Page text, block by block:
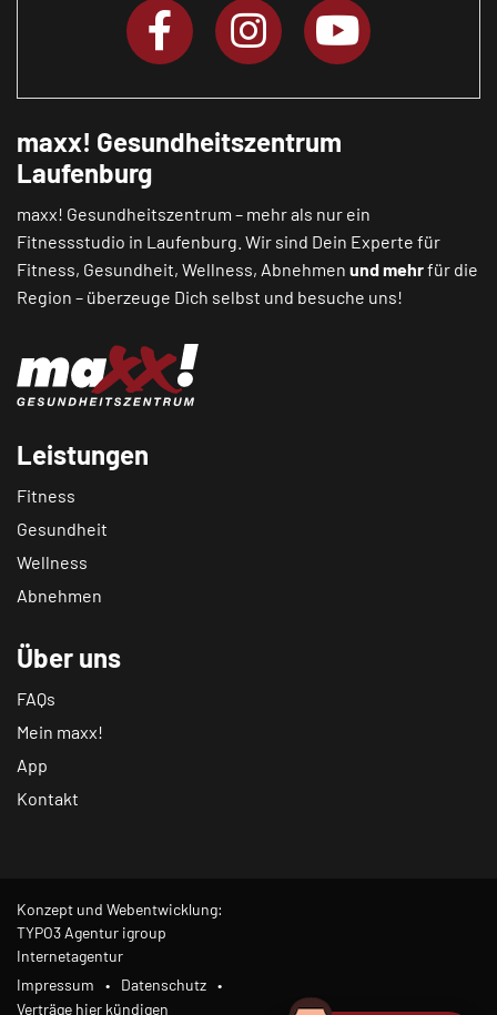
maxx! Gesundheitszentrum
Laufenburg
maxx! Gesundheitszentrum – mehr als nur ein
Fitnessstudio in Laufenburg. Wir sind Dein Experte für
Fitness, Gesundheit, Wellness, Abnehmen und mehrfür die
Region – überzeuge Dich selbst und besuche uns!
Leistungen
Fitness
Gesundheit
Wellness
Abnehmen
Über uns
FAQs
Mein maxx!
App
Kontakt
Konzept und Webentwicklung:
TYPO3 Agentur igroup
Internetagentur
Impressum
Datenschutz
Verträge hier kündigen